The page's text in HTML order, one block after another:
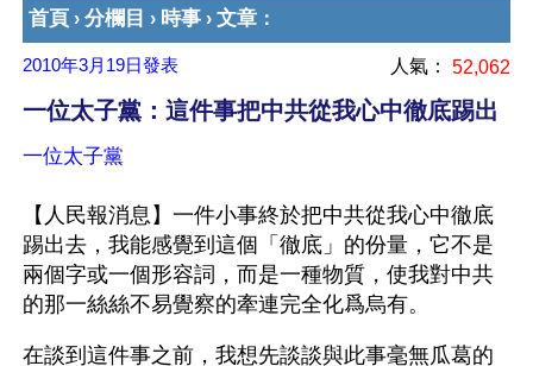
首頁 › 分欄目 › 時事 › 文章 ：
2010年3月19日發表 人氣： 52,062
一位太子黨：這件事把中共從我心中徹底踢出
一位太子黨
【人民報消息】一件小事終於把中共從我心中徹底
踢出去，我能感覺到這個「徹底」的份量，它不是
兩個字或一個形容詞，而是一種物質，使我對中共
的那一絲絲不易覺察的牽連完全化爲烏有。
在談到這件事之前，我想先談談與此事毫無瓜葛的